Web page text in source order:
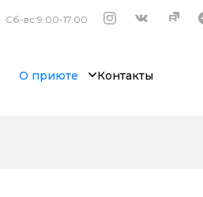
Сб-вс:9.00-17.00
О приюте Контакты